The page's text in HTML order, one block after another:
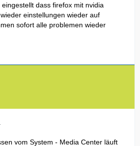
dass firefox mit nvidia
einstellungen wieder auf
sofort alle problemen wieder
vom System - Media Center läuft